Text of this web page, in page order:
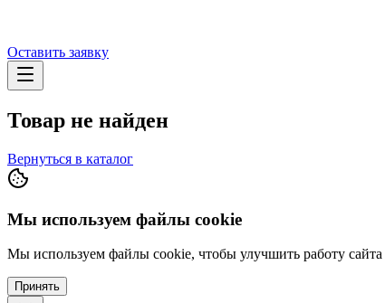
Оставить заявку
Товар не найден
Вернуться в каталог
Мы используем файлы cookie
Мы используем файлы cookie, чтобы улучшить работу сайта
Принять